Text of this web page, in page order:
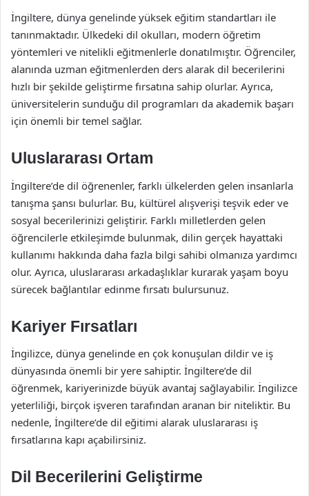
İngiltere, dünya genelinde yüksek eğitim standartları ile
tanınmaktadır. Ülkedeki dil okulları, modern öğretim
yöntemleri ve nitelikli eğitmenlerle donatılmıştır. Öğrenciler,
alanında uzman eğitmenlerden ders alarak dil becerilerini
hızlı bir şekilde geliştirme fırsatına sahip olurlar. Ayrıca,
üniversitelerin sunduğu dil programları da akademik başarı
için önemli bir temel sağlar.
Uluslararası Ortam
İngiltere’de dil öğrenenler, farklı ülkelerden gelen insanlarla
tanışma şansı bulurlar. Bu, kültürel alışverişi teşvik eder ve
sosyal becerilerinizi geliştirir. Farklı milletlerden gelen
öğrencilerle etkileşimde bulunmak, dilin gerçek hayattaki
kullanımı hakkında daha fazla bilgi sahibi olmanıza yardımcı
olur. Ayrıca, uluslararası arkadaşlıklar kurarak yaşam boyu
sürecek bağlantılar edinme fırsatı bulursunuz.
Kariyer Fırsatları
İngilizce, dünya genelinde en çok konuşulan dildir ve iş
dünyasında önemli bir yere sahiptir. İngiltere’de dil
öğrenmek, kariyerinizde büyük avantaj sağlayabilir. İngilizce
yeterliliği, birçok işveren tarafından aranan bir niteliktir. Bu
nedenle, İngiltere’de dil eğitimi alarak uluslararası iş
fırsatlarına kapı açabilirsiniz.
Dil Becerilerini Geliştirme